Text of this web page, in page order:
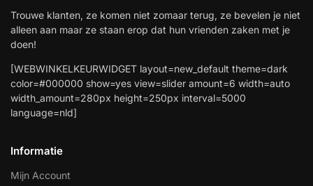
Trouwe klanten, ze komen niet zomaar terug, ze bevelen je niet
alleen aan maar ze staan erop dat hun vrienden zaken met je
doen!
[WEBWINKELKEURWIDGET layout=new_default theme=dark
color=#000000 show=yes view=slider amount=6 width=auto
width_amount=280px height=250px interval=5000
language=nld]
Informatie
Mijn Account